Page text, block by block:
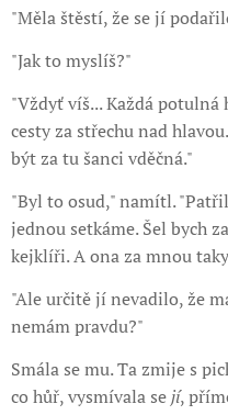
"Měla štěstí, že se jí
"Jak to myslíš?"
"Vždyť víš... Každá potulná
cesty za střechu nad
být za tu šanci vděčná."
"Byl to osud," namítl.
jednou setkáme. Šel bych
kejklíři. A ona za mnou
"Ale určitě jí nevadilo, že
nemám pravdu?"
Smála se mu. Ta zmije s
co hůř, vysmívala sejí,